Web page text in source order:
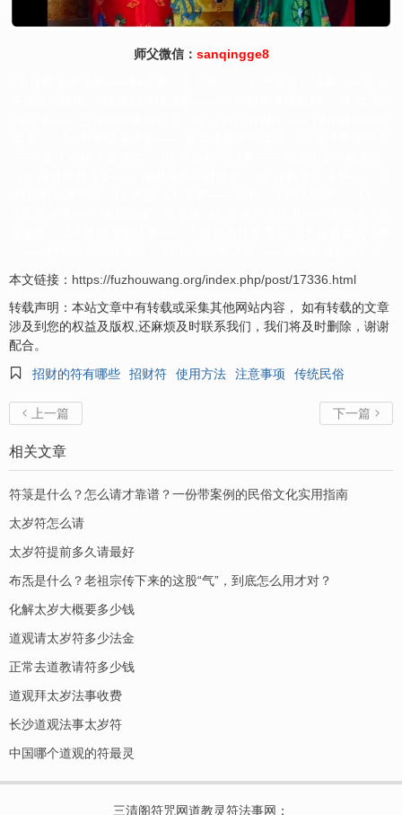
师父微信： sanqingge8
本文链接： https://fuzhouwang.org/index.php/post/17336.html
转载声明：本站文章中有转载或采集其他网站内容， 如有转载的文章
涉及到您的权益及版权,还麻烦及时联系我们，我们将及时删除，谢谢
配合。

招财的符有哪些 招财符 使用方法 注意事项 传统民俗
 上一篇 下一篇 
相关文章
符箓是什么？怎么请才靠谱？一份带案例的民俗文化实用指南
太岁符怎么请
太岁符提前多久请最好
布炁是什么？老祖宗传下来的这股“气”，到底怎么用才对？
化解太岁大概要多少钱
道观请太岁符多少法金
正常去道教请符多少钱
道观拜太岁法事收费
长沙道观法事太岁符
中国哪个道观的符最灵
三清阁符咒网道教灵符法事网 ：